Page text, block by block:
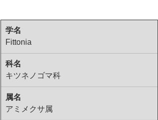
学名
Fittonia
科名
キツネノゴマ科
属名
アミメクサ属